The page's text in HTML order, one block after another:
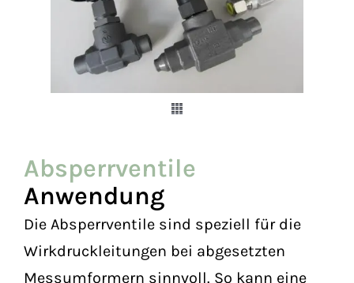
Absperrventile
Anwendung
Die Absperrventile sind speziell für die
Wirkdruckleitungen bei abgesetzten
Messumformern sinnvoll. So kann eine